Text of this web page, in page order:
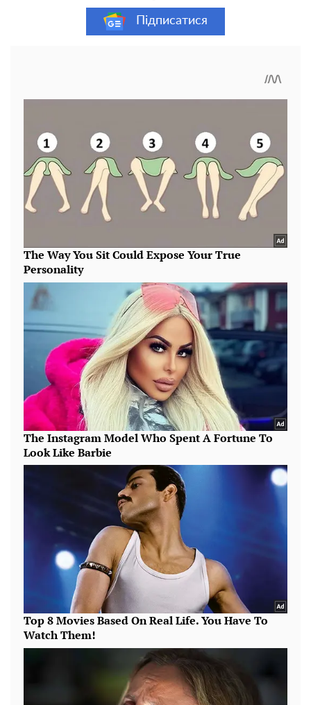
Підписатися